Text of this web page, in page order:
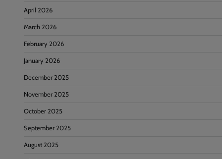
April 2026
March 2026
February 2026
January 2026
December 2025
November 2025
October 2025
September 2025
August 2025